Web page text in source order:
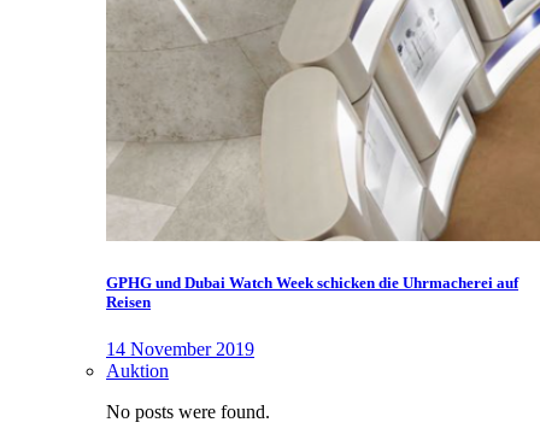
GPHG und Dubai Watch Week schicken die Uhrmacherei auf
Reisen
14 November 2019
Auktion
No posts were found.